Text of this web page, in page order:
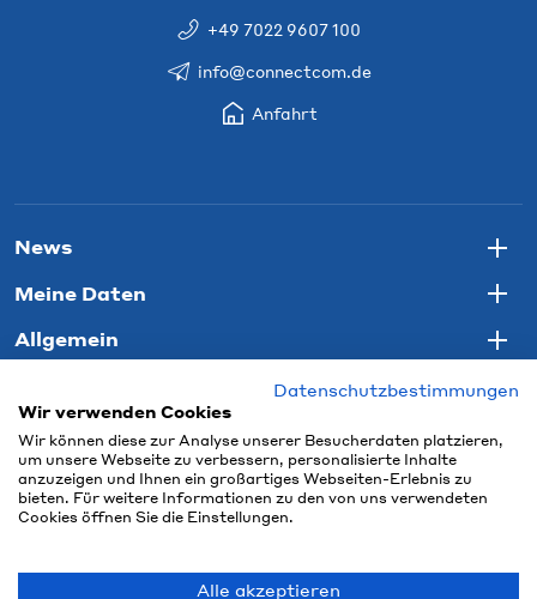
+49 7022 9607 100
info@connectcom.de
Anfahrt
News
Meine Daten
Allgemein
Datenschutzbestimmungen
Wir verwenden Cookies
Wir können diese zur Analyse unserer Besucherdaten platzieren,
um unsere Webseite zu verbessern, personalisierte Inhalte
anzuzeigen und Ihnen ein großartiges Webseiten-Erlebnis zu
bieten. Für weitere Informationen zu den von uns verwendeten
Cookies öffnen Sie die Einstellungen.
Alle akzeptieren